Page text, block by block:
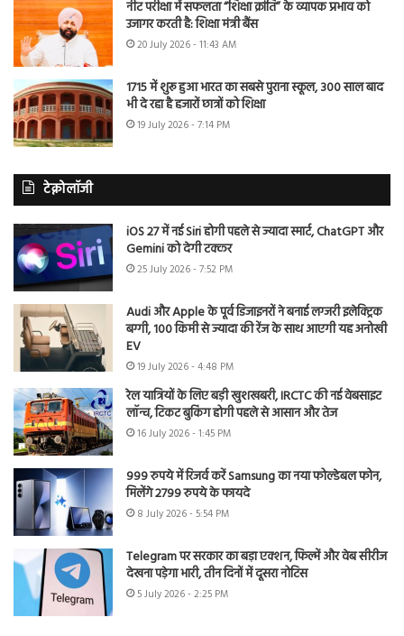
नीट परीक्षा में सफलता “शिक्षा क्रांति” के व्यापक प्रभाव को
उजागर करती है: शिक्षा मंत्री बैंस
20 July 2026 - 11:43 AM
1715 में शुरू हुआ भारत का सबसे पुराना स्कूल, 300 साल बाद
भी दे रहा है हजारों छात्रों को शिक्षा
19 July 2026 - 7:14 PM
टेक्नोलॉजी
iOS 27 में नई Siri होगी पहले से ज्यादा स्मार्ट, ChatGPT और
Gemini को देगी टक्कर
25 July 2026 - 7:52 PM
Audi और Apple के पूर्व डिजाइनरों ने बनाई लग्जरी इलेक्ट्रिक
बग्गी, 100 किमी से ज्यादा की रेंज के साथ आएगी यह अनोखी
EV
19 July 2026 - 4:48 PM
रेल यात्रियों के लिए बड़ी खुशखबरी, IRCTC की नई वेबसाइट
लॉन्च, टिकट बुकिंग होगी पहले से आसान और तेज
16 July 2026 - 1:45 PM
999 रुपये में रिजर्व करें Samsung का नया फोल्डेबल फोन,
मिलेंगे 2799 रुपये के फायदे
8 July 2026 - 5:54 PM
Telegram पर सरकार का बड़ा एक्शन, फिल्में और वेब सीरीज
देखना पड़ेगा भारी, तीन दिनों में दूसरा नोटिस
5 July 2026 - 2:25 PM